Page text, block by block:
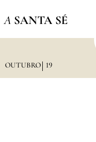
A SANTA SÉ
OUTUBRO 19